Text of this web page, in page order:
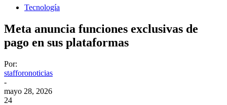
Tecnología
Meta anuncia funciones exclusivas de
pago en sus plataformas
Por:
stafforonoticias
-
mayo 28, 2026
24